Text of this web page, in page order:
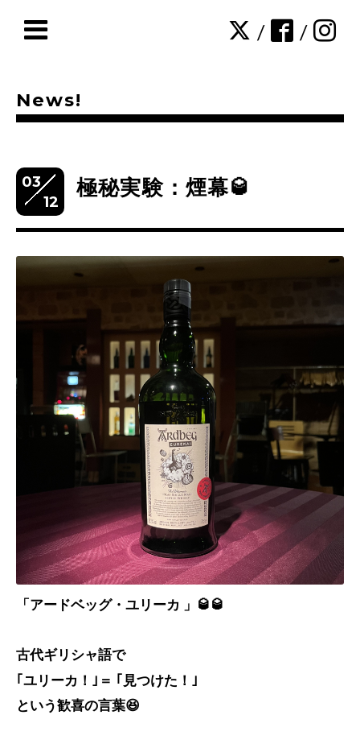
/ /
News!
03
12
極秘実験：煙幕🥃
「アードベッグ・ユリーカ 」🥃🥃
古代ギリシャ語で
｢ユリーカ！｣＝ ｢見つけた！｣
という歓喜の言葉😆